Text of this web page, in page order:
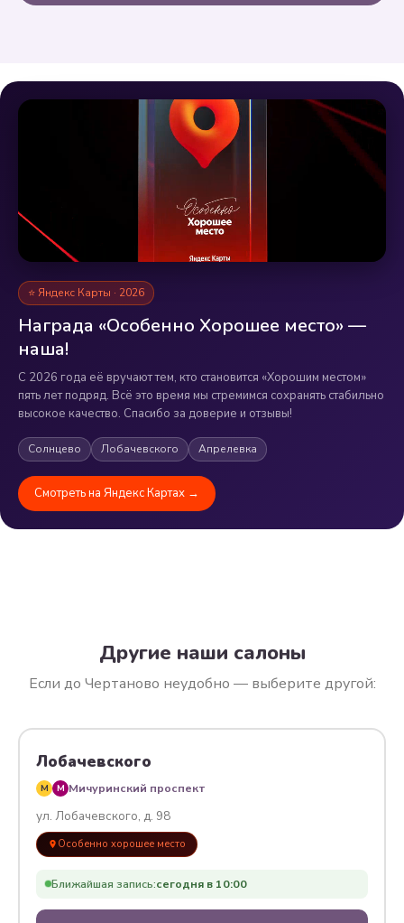
⭐ Яндекс Карты · 2026
Награда «Особенно Хорошее место» —
наша!
С 2026 года её вручают тем, кто становится «Хорошим местом»
пять лет подряд. Всё это время мы стремимся сохранять стабильно
высокое качество. Спасибо за доверие и отзывы!
Солнцево Лобачевского Апрелевка
Смотреть на Яндекс Картах →
Другие наши салоны
Если до Чертаново неудобно — выберите другой:
Лобачевского
M M Мичуринский проспект
ул. Лобачевского, д. 98
Особенно хорошее место
Ближайшая запись:сегодня в 10:00